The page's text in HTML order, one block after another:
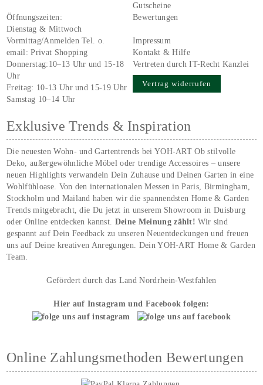
Öffnungszeiten:
Dienstag & Mittwoch
Vormittag/Anmelden Tel. o.
email:Privat Shopping
Donnerstag:10–13 Uhr und 15-18
Uhr
Freitag: 10-13 Uhr und 15-19 Uhr
Samstag 10–14 Uhr
Gutscheine
Bewertungen
Impressum
Kontakt & Hilfe
Vertreten durch IT-Recht Kanzlei
Vertrag widerrufen
Exklusive Trends & Inspiration
Die neuesten Wohn- und Gartentrends bei YOH‑ART Ob stilvolle
Deko, außergewöhnliche Möbel oder trendige Accessoires – unsere
neuen Highlights verwandeln Dein Zuhause und Deinen Garten in eine
Wohlfühloase. Von den internationalen Messen in Paris, Birmingham,
Stockholm und Mailand haben wir die spannendsten Home & Garden
Trends mitgebracht, die Du jetzt in unserem Showroom in Duisburg
oder Online entdecken kannst. Deine Meinung zählt!Wir sind
gespannt auf Dein Feedback zu unseren Neuentdeckungen und freuen
uns auf Deine kreativen Anregungen. Dein YOH‑ART Home & Garden
Team.
Gefördert durch das Land Nordrhein-Westfahlen
Hier auf Instagram und Facebook folgen:
Online Zahlungsmethoden Bewertungen